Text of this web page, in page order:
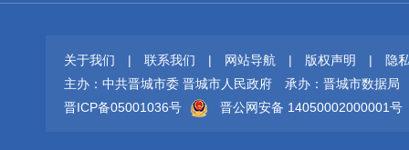
关于我们 | 联系我们 | 网站导航 | 版权声明 |
隐
主办：中共晋城市委 晋城市人民政府
承办：晋城市数据局
晋ICP备05001036号
晋公网安备 14050002000001号